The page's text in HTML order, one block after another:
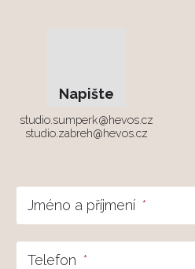
Napište
studio.sumperk@hevos.cz
studio.zabreh@hevos.cz
Jméno a příjmení *
Telefon *